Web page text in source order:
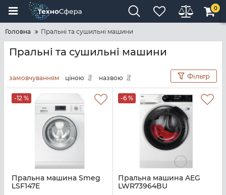
0
Головна Пральні та сушильні машини
Пральні та сушильні машини
замовчуванням ціною назвою Фільтр
-12 %
Пральна машина Smeg
LSF147E
-6 %
Пральна машина AEG
LWR73964BU